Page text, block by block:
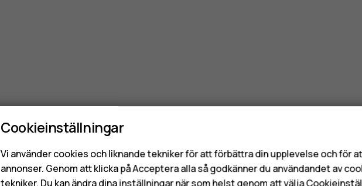
Cookieinställningar
Vi använder cookies och liknande tekniker för att förbättra din upplevelse och för
annonser. Genom att klicka på Acceptera alla så godkänner du användandet av
tekniker. Du kan ändra dina inställningar när som helst genom att välja